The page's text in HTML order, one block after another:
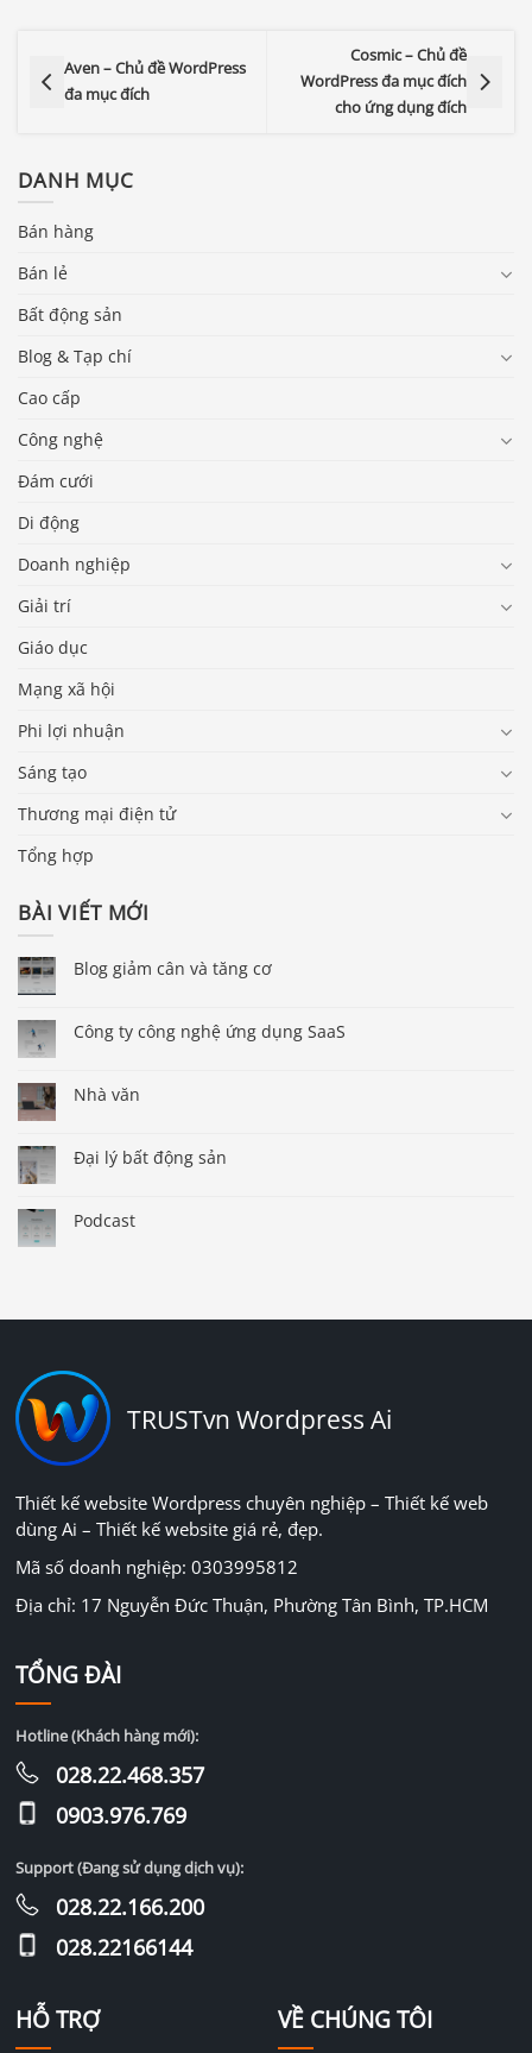
Aven – Chủ đề WordPress
đa mục đích
Cosmic – Chủ đề
WordPress đa mục đích
cho ứng dụng đích
DANH MỤC
Bán hàng
Bán lẻ
Bất động sản
Blog & Tạp chí
Cao cấp
Công nghệ
Đám cưới
Di động
Doanh nghiệp
Giải trí
Giáo dục
Mạng xã hội
Phi lợi nhuận
Sáng tạo
Thương mại điện tử
Tổng hợp
BÀI VIẾT MỚI
Blog giảm cân và tăng cơ
Công ty công nghệ ứng dụng SaaS
Nhà văn
Đại lý bất động sản
Podcast
TRUSTvn Wordpress Ai
Thiết kế website Wordpress chuyên nghiệp – Thiết kế web
dùng Ai – Thiết kế website giá rẻ, đẹp.
Mã số doanh nghiệp: 0303995812
Địa chỉ: 17 Nguyễn Đức Thuận, Phường Tân Bình, TP.HCM
HỖ TRỢ VỀ CHÚNG TÔI
TỔNG ĐÀI
Hotline (Khách hàng mới):
028.22.468.357
0903.976.769
Support (Đang sử dụng dịch vụ):
028.22.166.200
028.22166144